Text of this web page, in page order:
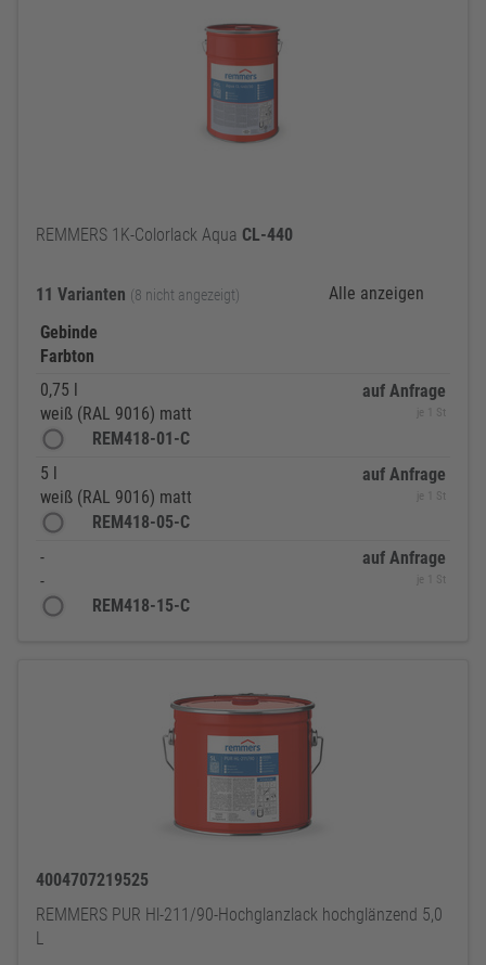
REMMERS 1K-Colorlack Aqua CL-440
11 Varianten (8 nicht angezeigt)
Alle anzeigen
Gebinde
Farbton
0,75 l
weiß (RAL 9016) matt
REM418-01-C
auf Anfrage
je 1 St
5 l
weiß (RAL 9016) matt
REM418-05-C
auf Anfrage
je 1 St
-
-
REM418-15-C
auf Anfrage
je 1 St
4004707219525
REMMERS PUR Hl-211/90-Hochglanzlack hochglänzend 5,0
L